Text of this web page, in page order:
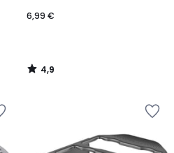
6,99 €
4,9
/